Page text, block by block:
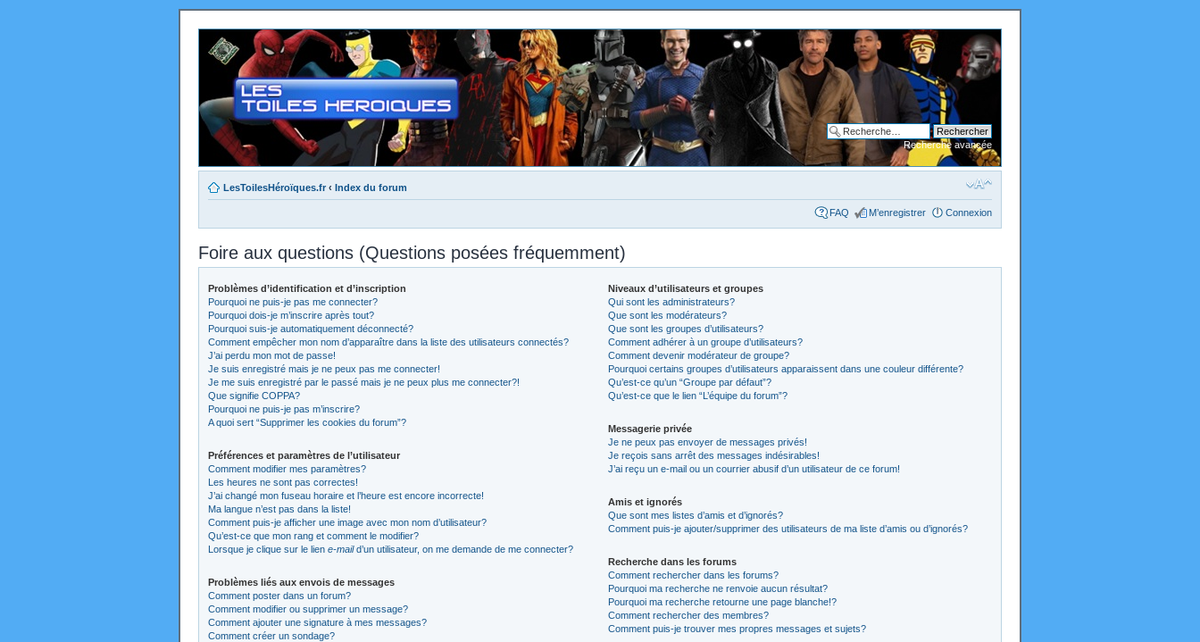
Recherche avancée
LesToilesHéroïques.fr ‹ Index du forum
FAQ M’enregistrer Connexion
Foire aux questions (Questions posées fréquemment)
Problèmes d’identification et d’inscription
Pourquoi ne puis-je pas me connecter?
Pourquoi dois-je m’inscrire après tout?
Pourquoi suis-je automatiquement déconnecté?
Comment empêcher mon nom d’apparaître dans la liste des utilisateurs connectés?
J’ai perdu mon mot de passe!
Je suis enregistré mais je ne peux pas me connecter!
Je me suis enregistré par le passé mais je ne peux plus me connecter?!
Que signifie COPPA?
Pourquoi ne puis-je pas m’inscrire?
A quoi sert “Supprimer les cookies du forum”?
Préférences et paramètres de l’utilisateur
Comment modifier mes paramètres?
Les heures ne sont pas correctes!
J’ai changé mon fuseau horaire et l’heure est encore incorrecte!
Ma langue n’est pas dans la liste!
Comment puis-je afficher une image avec mon nom d’utilisateur?
Qu’est-ce que mon rang et comment le modifier?
Lorsque je clique sur le lien e-maild’un utilisateur, on me demande de me connecter?
Problèmes liés aux envois de messages
Comment poster dans un forum?
Comment modifier ou supprimer un message?
Comment ajouter une signature à mes messages?
Comment créer un sondage?
Niveaux d’utilisateurs et groupes
Qui sont les administrateurs?
Que sont les modérateurs?
Que sont les groupes d’utilisateurs?
Comment adhérer à un groupe d’utilisateurs?
Comment devenir modérateur de groupe?
Pourquoi certains groupes d’utilisateurs apparaissent dans une couleur différente?
Qu’est-ce qu’un “Groupe par défaut”?
Qu’est-ce que le lien “L’équipe du forum”?
Messagerie privée
Je ne peux pas envoyer de messages privés!
Je reçois sans arrêt des messages indésirables!
J’ai reçu un e-mail ou un courrier abusif d’un utilisateur de ce forum!
Amis et ignorés
Que sont mes listes d’amis et d’ignorés?
Comment puis-je ajouter/supprimer des utilisateurs de ma liste d’amis ou d’ignorés?
Recherche dans les forums
Comment rechercher dans les forums?
Pourquoi ma recherche ne renvoie aucun résultat?
Pourquoi ma recherche retourne une page blanche!?
Comment rechercher des membres?
Comment puis-je trouver mes propres messages et sujets?